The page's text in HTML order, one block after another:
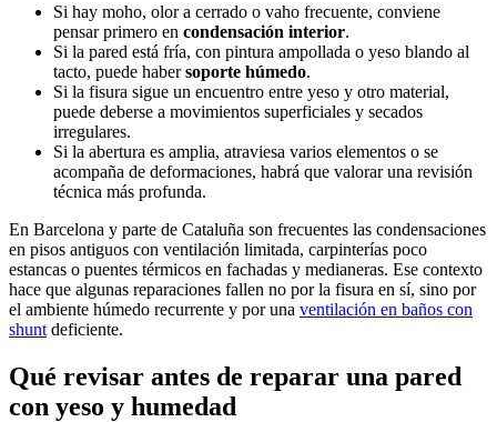
Si hay moho, olor a cerrado o vaho frecuente, conviene
pensar primero en condensación interior.
Si la pared está fría, con pintura ampollada o yeso blando al
tacto, puede habersoporte húmedo.
Si la fisura sigue un encuentro entre yeso y otro material,
puede deberse a movimientos superficiales y secados
irregulares.
Si la abertura es amplia, atraviesa varios elementos o se
acompaña de deformaciones, habrá que valorar una revisión
técnica más profunda.
En Barcelona y parte de Cataluña son frecuentes las condensaciones
en pisos antiguos con ventilación limitada, carpinterías poco
estancas o puentes térmicos en fachadas y medianeras. Ese contexto
hace que algunas reparaciones fallen no por la fisura en sí, sino por
el ambiente húmedo recurrente y por una ventilación en baños con
shunt deficiente.
Qué revisar antes de reparar una pared
con yeso y humedad